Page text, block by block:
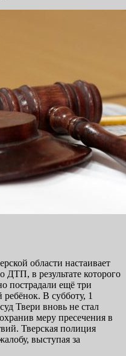
области настаивает
ДТП, в результате которого
пострадали ещё три
В субботу, 1
Твери вновь не стал
меру пресечения в
Тверская полиция
выступая за